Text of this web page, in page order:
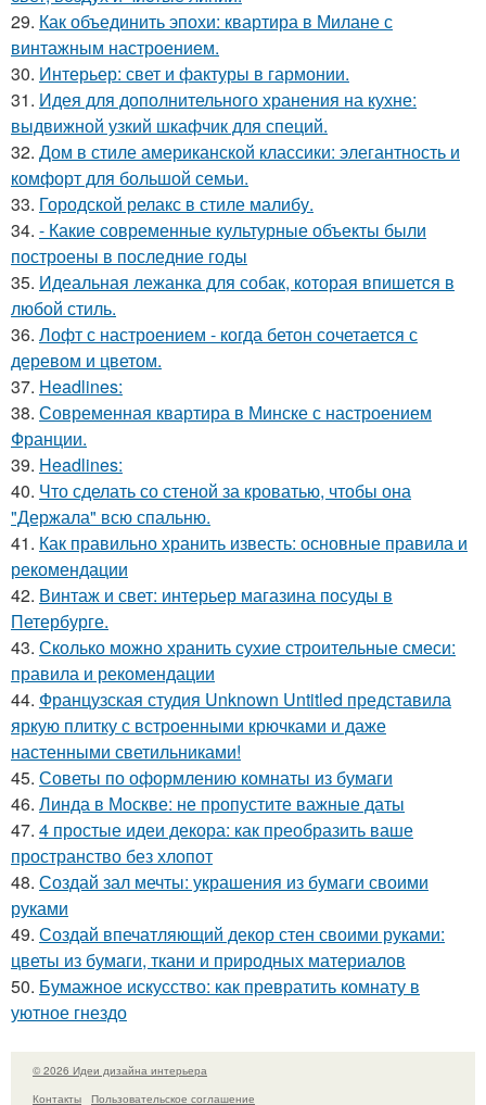
29. Как объединить эпохи: квартира в Милане с
винтажным настроением.
30. Интерьер: свет и фактуры в гармонии.
31. Идея для дополнительного хранения на кухне:
выдвижной узкий шкафчик для специй.
32. Дом в стиле американской классики: элегантность и
комфорт для большой семьи.
33. Городской релакс в стиле малибу.
34. - Какие современные культурные объекты были
построены в последние годы
35. Идеальная лежанка для собак, которая впишется в
любой стиль.
36. Лофт с настроением - когда бетон сочетается с
деревом и цветом.
37. Headlines:
38. Современная квартира в Минске с настроением
Франции.
39. Headlines:
40. Что сделать со стеной за кроватью, чтобы она
"Держала" всю спальню.
41. Как правильно хранить известь: основные правила и
рекомендации
42. Винтаж и свет: интерьер магазина посуды в
Петербурге.
43. Сколько можно хранить сухие строительные смеси:
правила и рекомендации
44. Французская студия Unknown Untitled представила
яркую плитку с встроенными крючками и даже
настенными светильниками!
45. Советы по оформлению комнаты из бумаги
46. Линда в Москве: не пропустите важные даты
47. 4 простые идеи декора: как преобразить ваше
пространство без хлопот
48. Создай зал мечты: украшения из бумаги своими
руками
49. Создай впечатляющий декор стен своими руками:
цветы из бумаги, ткани и природных материалов
50. Бумажное искусство: как превратить комнату в
уютное гнездо
© 2026 Идеи дизайна интерьера
Контакты
Пользовательское соглашение